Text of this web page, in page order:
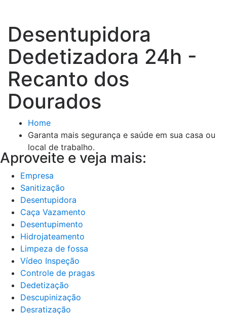
Desentupidora
Dedetizadora 24h -
Recanto dos
Dourados
Home
Garanta mais segurança e saúde em sua casa ou
local de trabalho.
Aproveite e veja mais:
Empresa
Sanitização
Desentupidora
Caça Vazamento
Desentupimento
Hidrojateamento
Limpeza de fossa
Vídeo Inspeção
Controle de pragas
Dedetização
Descupinização
Desratização